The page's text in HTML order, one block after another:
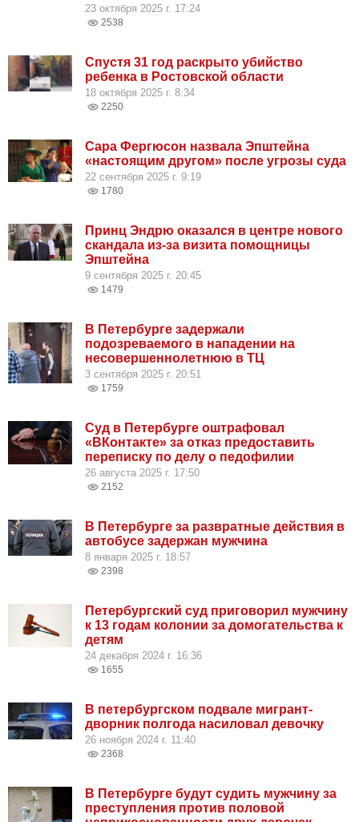
23 октября 2025 г. 17:24
2538
Спустя 31 год раскрыто убийство
ребенка в Ростовской области
18 октября 2025 г. 8:34
2250
Сара Фергюсон назвала Эпштейна
«настоящим другом» после угрозы суда
22 сентября 2025 г. 9:19
1780
Принц Эндрю оказался в центре нового
скандала из-за визита помощницы
Эпштейна
9 сентября 2025 г. 20:45
1479
В Петербурге задержали
подозреваемого в нападении на
несовершеннолетнюю в ТЦ
3 сентября 2025 г. 20:51
1759
Суд в Петербурге оштрафовал
«ВКонтакте» за отказ предоставить
переписку по делу о педофилии
26 августа 2025 г. 17:50
2152
В Петербурге за развратные действия в
автобусе задержан мужчина
8 января 2025 г. 18:57
2398
Петербургский суд приговорил мужчину
к 13 годам колонии за домогательства к
детям
24 декабря 2024 г. 16:36
1655
В петербургском подвале мигрант-
дворник полгода насиловал девочку
26 ноября 2024 г. 11:40
2368
В Петербурге будут судить мужчину за
преступления против половой